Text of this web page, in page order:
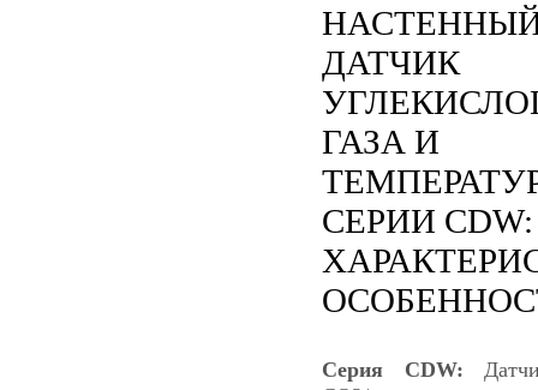
ДАТЧИК
ГАЗА И
СЕРИИ CDW:
Серия CDW: